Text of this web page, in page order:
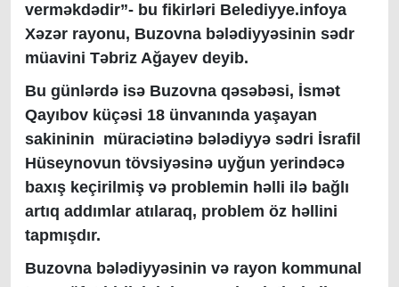
verməkdədir”- bu fikirləri Belediyye.infoya
Xəzər rayonu, Buzovna bələdiyyəsinin sədr
müavini Təbriz Ağayev deyib.
Bu günlərdə isə Buzovna qəsəbəsi, İsmət
Qayıbov küçəsi 18 ünvanında yaşayan
sakininin müraciətinə bələdiyyə sədri İsrafil
Hüseynovun tövsiyəsinə uyğun yerindəcə
baxış keçirilmiş və problemin həlli ilə bağlı
artıq addımlar atılaraq, problem öz həllini
tapmışdır.
Buzovna bələdiyyəsinin və rayon kommunal